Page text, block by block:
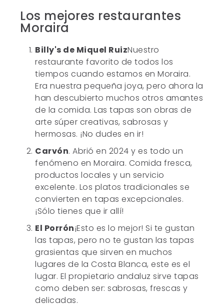
Los mejores restaurantes
Moraira
Billy's de Miquel RuizNuestro
restaurante favorito de todos los
tiempos cuando estamos en Moraira.
Era nuestra pequeña joya, pero ahora la
han descubierto muchos otros amantes
de la comida. Las tapas son obras de
arte súper creativas, sabrosas y
hermosas. ¡No dudes en ir!
Carvón. Abrió en 2024 y es todo un
fenómeno en Moraira. Comida fresca,
productos locales y un servicio
excelente. Los platos tradicionales se
convierten en tapas excepcionales.
¡Sólo tienes que ir allí!
El Porrón¡Esto es lo mejor! Si te gustan
las tapas, pero no te gustan las tapas
grasientas que sirven en muchos
lugares de la Costa Blanca, este es el
lugar. El propietario andaluz sirve tapas
como deben ser: sabrosas, frescas y
delicadas.